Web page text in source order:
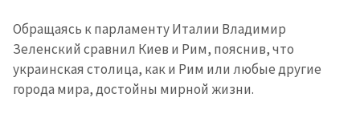
Обращаясь к парламенту Италии Владимир
Зеленский сравнил Киев и Рим, пояснив, что
украинская столица, как и Рим или любые другие
города мира, достойны мирной жизни.